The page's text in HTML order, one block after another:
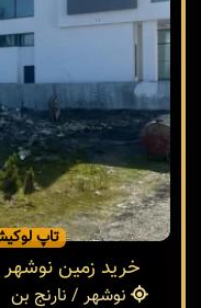
تاپ
خرید زمین نوشهر 378 متری شهرکی در نارنج بن
نوشهر / نارنج بن